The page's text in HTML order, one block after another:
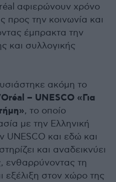
αφιερώνουν χρόνο
την κοινωνία και
έμπρακτα την
και συλλογικής
ακόμη το
– UNESCO «Για
, το οποίο
με την Ελληνική
UNESCO και εδώ και
και αναδεικνύει
ενθαρρύνοντας τη
εξέλιξη στον χώρο της